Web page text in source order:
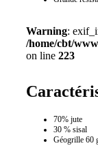
Warning:
/home/cbt/
on line 223
70% jute
30 % sisal
Géogrille 60